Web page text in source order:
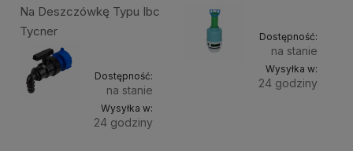
Na Deszczówkę Typu Ibc
Tycner
Dostępność:
na stanie
Wysyłka w:
24 godziny
Dostępność:
na stanie
Wysyłka w:
24 godziny